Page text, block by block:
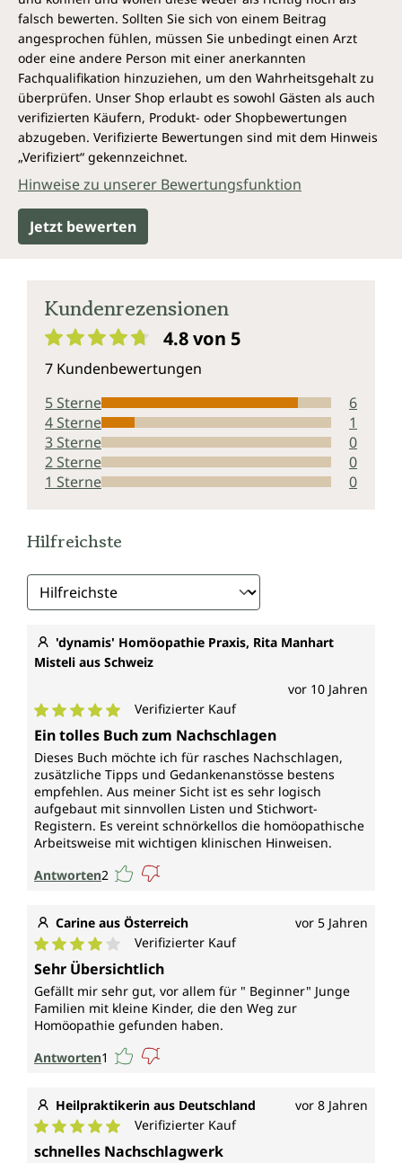
falsch bewerten. Sollten Sie sich von einem Beitrag
angesprochen fühlen, müssen Sie unbedingt einen Arzt
oder eine andere Person mit einer anerkannten
Fachqualifikation hinzuziehen, um den Wahrheitsgehalt zu
überprüfen. Unser Shop erlaubt es sowohl Gästen als auch
verifizierten Käufern, Produkt- oder Shopbewertungen
abzugeben. Verifizierte Bewertungen sind mit dem Hinweis
„Verifiziert“ gekennzeichnet.
Hinweise zu unserer Bewertungsfunktion
Jetzt bewerten
Kundenrezensionen
4.8 von 5
7 Kundenbewertungen
5 Sterne
6
4 Sterne
1
3 Sterne
0
2 Sterne
0
1 Sterne
0
Hilfreichste
'dynamis' Homöopathie Praxis, Rita Manhart
Misteli aus Schweiz
vor 10 Jahren
Durchschnittliche Bewertung von 5 von 5 Sternen
Verifizierter Kauf
Ein tolles Buch zum Nachschlagen
Dieses Buch möchte ich für rasches Nachschlagen,
zusätzliche Tipps und Gedankenanstösse bestens
empfehlen. Aus meiner Sicht ist es sehr logisch
aufgebaut mit sinnvollen Listen und Stichwort-
Registern. Es vereint schnörkellos die homöopathische
Arbeitsweise mit wichtigen klinischen Hinweisen.
Antworten2
Carine aus Österreich vor 5 Jahren
Durchschnittliche Bewertung von 4 von 5 Sternen
Verifizierter Kauf
Sehr Übersichtlich
Gefällt mir sehr gut, vor allem für " Beginner" Junge
Familien mit kleine Kinder, die den Weg zur
Homöopathie gefunden haben.
Antworten1
Heilpraktikerin aus Deutschland vor 8 Jahren
Durchschnittliche Bewertung von 5 von 5 Sternen
Verifizierter Kauf
schnelles Nachschlagwerk